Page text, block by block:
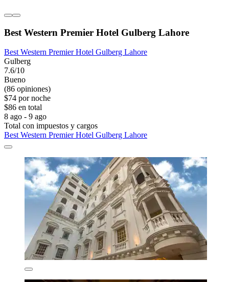
Best Western Premier Hotel Gulberg Lahore
Best Western Premier Hotel Gulberg Lahore
Gulberg
7.6/10
Bueno
(86 opiniones)
$74 por noche
$86 en total
8 ago - 9 ago
Total con impuestos y cargos
Best Western Premier Hotel Gulberg Lahore